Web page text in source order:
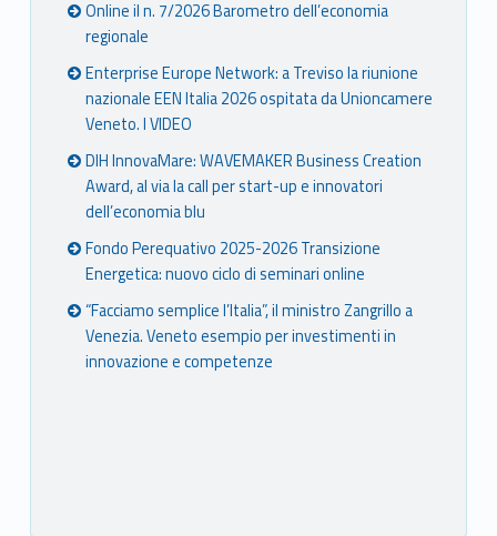
Online il n. 7/2026 Barometro dell’economia
regionale
Enterprise Europe Network: a Treviso la riunione
nazionale EEN Italia 2026 ospitata da Unioncamere
Veneto. I VIDEO
DIH InnovaMare: WAVEMAKER Business Creation
Award, al via la call per start-up e innovatori
dell’economia blu
Fondo Perequativo 2025-2026 Transizione
Energetica: nuovo ciclo di seminari online
“Facciamo semplice l’Italia”, il ministro Zangrillo a
Venezia. Veneto esempio per investimenti in
innovazione e competenze